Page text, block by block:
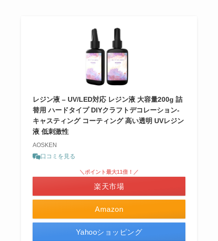
レジン液 – UV/LED対応 レジン液 大容量200g 詰
替用 ハードタイプ DIYクラフトデコレーション-
キャスティング コーティング 高い透明 UVレジン
液 低刺激性
AOSKEN
口コミを見る
Amazon
＼ポイント最大11倍！／
楽天市場
Yahooショッピング